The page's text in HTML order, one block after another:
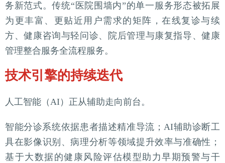
务新范式。传统“医院围墙内”的单一服务形态被拓展
为更丰富、更贴近用户需求的矩阵，在线复诊与续
方、健康咨询与轻问诊、院后管理与康复指导、健康
管理整合服务全流程服务。
技术引擎的持续迭代
人工智能（AI）正从辅助走向前台。
智能分诊系统依据患者描述精准导流；AI辅助诊断工
具在影像识别、病理分析等领域提升效率与准确性；
基于大数据的健康风险评估模型助力早期预警与干